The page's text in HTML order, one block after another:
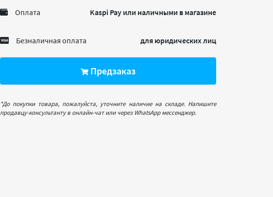
Оплата Kaspi Pay или наличными в магазине
Безналичная оплата для юридических лиц
Предзаказ
*До покупки товара, пожалуйста, уточните наличие на складе. Напишите
продавцу-консультанту в онлайн-чат или через WhatsApp мессенджер.